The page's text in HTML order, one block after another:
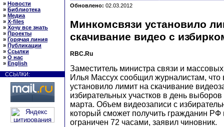
» Новости
» Библиотека
» Медиа
» X-files
» Хочу все знать
» Проекты
» Горячая линия
» Публикации
» Ссылки
» О нас
» English
ССЫЛКИ:
Обновлено: 02.03.2012
Минкомсвязи установило
скачивание видео с
RBC.Ru
Заместитель министра связи и
Илья Массух сообщил журналистам, что
установило лимит на скачивание
избирательных участков в день
марта. Объем видеозаписи с
который сможет получить гражданин РФ
ограничен 72 часами, заявил чиновник.